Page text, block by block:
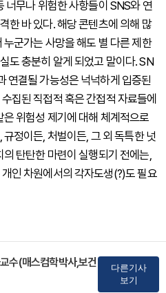
너무나 위험한 사항들이 SNS와 연
한 바 있다. 해당 콘텐츠에 의해 많
군가는 사망을 해도 별 다른 제한
도 충분히 알게 되었고 말이다. SN
연결될 가능성은 넉넉하게 입증된
집된 직접적 혹은 간접적 자료들에
위험성 제기에 대해 체계적으로
정이든, 처벌이든, 그 외 독특한 넛
탄탄한 마련이 실행되기 전에는,
인 차원에서의 각자도생(?)도 필요
수(매스컴학박사,보건
다른기사
보기